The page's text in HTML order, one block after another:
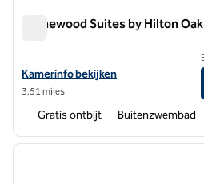
Homewood Suites by Hilton
Homewood Suites by Hilton
Bekijk hoteldetails voor Homewood
Kamerinfo bekijken
3,51 miles
Gratis ontbijt Buitenzwembad
1 van 12